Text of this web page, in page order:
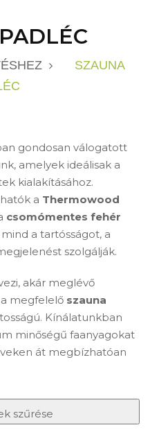
SZAUNA
gondosan válogatott
amelyek ideálisak a
kialakításához.
a Thermowood
csomómentes fehér
a tartósságot, a
szolgálják.
akár meglévő
megfelelő szauna
Kínálatunkban
minőségű faanyagokat
át megbízhatóan
szűrése